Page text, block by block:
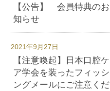
【公告】 会員特典のお
知らせ
2021年9月27日
【注意喚起】日本口腔ケ
ア学会を装ったフィッシ
ングメールにご注意くだ